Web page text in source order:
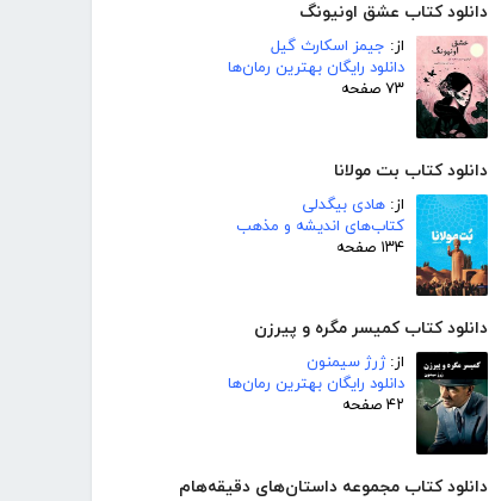
دانلود کتاب عشق اونیونگ
از: جیمز اسکارث گیل
دانلود رایگان بهترین رمان‌ها
۷۳ صفحه
دانلود کتاب بت مولانا
از: هادی بیگدلی
کتاب‌های اندیشه و مذهب
۱۳۴ صفحه
دانلود کتاب کمیسر مگره و پیرزن
از:ژرژ سیمنون
دانلود رایگان بهترین رمان‌ها
۴۲ صفحه
دانلود کتاب مجموعه داستان‌های دقیقه‌هام